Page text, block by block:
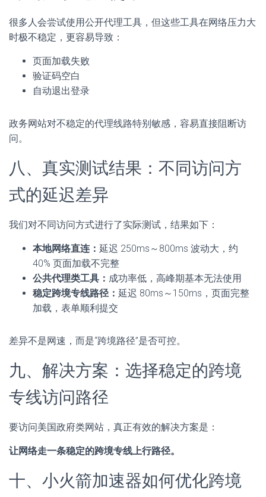
很多人会尝试使用公开代理工具，但这些工具在网络压力大
时极不稳定，更容易导致：
页面加载失败
验证码空白
自动退出登录
政务网站对不稳定的代理线路特别敏感，容易直接阻断访
问。
八、真实测试结果：不同访问方
式的延迟差异
我们对不同访问方式进行了实际测试，结果如下：
本地网络直连： 延迟 250ms～800ms 波动大，约
40% 页面加载不完整
公共代理类工具： 成功率低，高峰期基本无法使用
稳定跨境专线路径： 延迟 80ms～150ms，页面完整
加载，表单顺利提交
差异不是网速，而是“跨境路径”是否可控。
九、解决方案：选择稳定的跨境
专线访问路径
要访问美国政府类网站，真正有效的解决方案是：
让网络走一条稳定的跨境专线上行路径。
十、小火箭加速器如何优化跨境